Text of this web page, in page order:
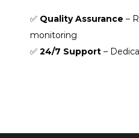
✅ Quality Assurance –
monitoring
✅ 24/7 Support –